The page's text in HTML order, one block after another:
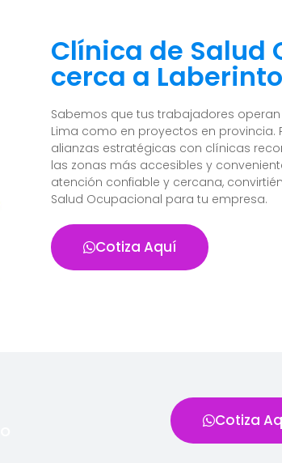
Clínica de Salud
cerca a
Sabemos que tus trabajadores
Lima como en proyectos en provincia.
alianzas estratégicas con clínicas
las zonas más accesibles y
atención confiable y cercana,
Salud Ocupacional para tu empresa.
Cotiza Aquí
Cotiza